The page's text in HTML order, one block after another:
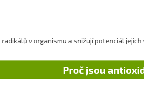
v organismu a snižují potenciál
Proč jsou